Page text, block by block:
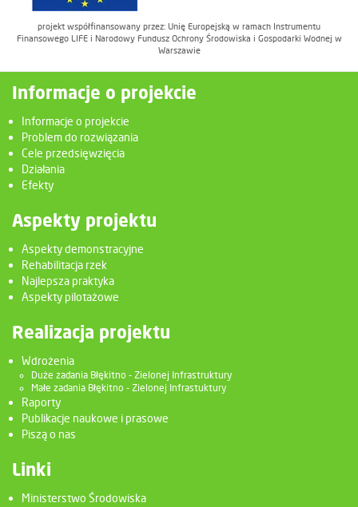
projekt współfinansowany przez: Unię Europejską w ramach Instrumentu
Finansowego LIFE i Narodowy Fundusz Ochrony Środowiska i Gospodarki Wodnej w
Warszawie
Informacje o projekcie
Informacje o projekcie
Problem do rozwiązania
Cele przedsięwzięcia
Działania
Efekty
Aspekty projektu
Aspekty demonstracyjne
Rehabilitacja rzek
Najlepsza praktyka
Aspekty pilotażowe
Realizacja projektu
Wdrożenia
Duże zadania Błękitno - Zielonej Infrastruktury
Małe zadania Błękitno - Zielonej Infrastuktury
Raporty
Publikacje naukowe i prasowe
Piszą o nas
Linki
Ministerstwo Środowiska